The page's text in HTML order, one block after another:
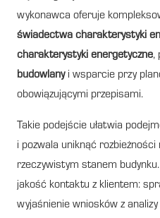
wykonawca oferuje
świadectwa charakterystyki
charakterystyki energetyczne,
budowlanyi wsparcie przy
obowiązującymi przepisami.
Takie podejście ułatwia
i pozwala uniknąć
rzeczywistym stanem
jakość kontaktu z klientem:
wyjaśnienie wniosków z